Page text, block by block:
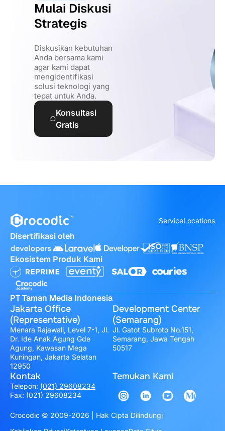
Mulai Diskusi
Strategis
Diskusikan kebutuhan
Anda bersama kami
agar kami dapat
mengidentifikasi
solusi teknologi yang
tepat untuk Anda.
Konsultasi
Gratis
ServiceLocations
Disertifikasi oleh
Ekosistem Produk Kami
PT Taman Media Indonesia
Jakarta Office
(Representative)
Menara Rajawali, Level 7-1, Jl.
Dr. Ide Anak Agung Gde
Agung, Kawasan Mega
Kuningan, Jakarta Selatan
12950
Development Center
(Semarang)
Jl. Gatot Subroto No.151,
Semarang, Jawa Tengah
50517
Kontak
Telepon: (021) 29608234
Fax: (021) 29608234
Temukan Kami
Crocodic © 2009-2026 | Hak Cipta Dilindungi